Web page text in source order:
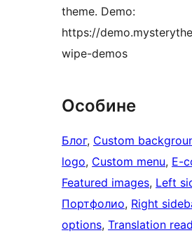
theme. Demo:
https://
wipe-demos
Особине
Блог, Custom
logo, Custom menu, E-
Featured images, Left
Портфолио, Right
options, Translation